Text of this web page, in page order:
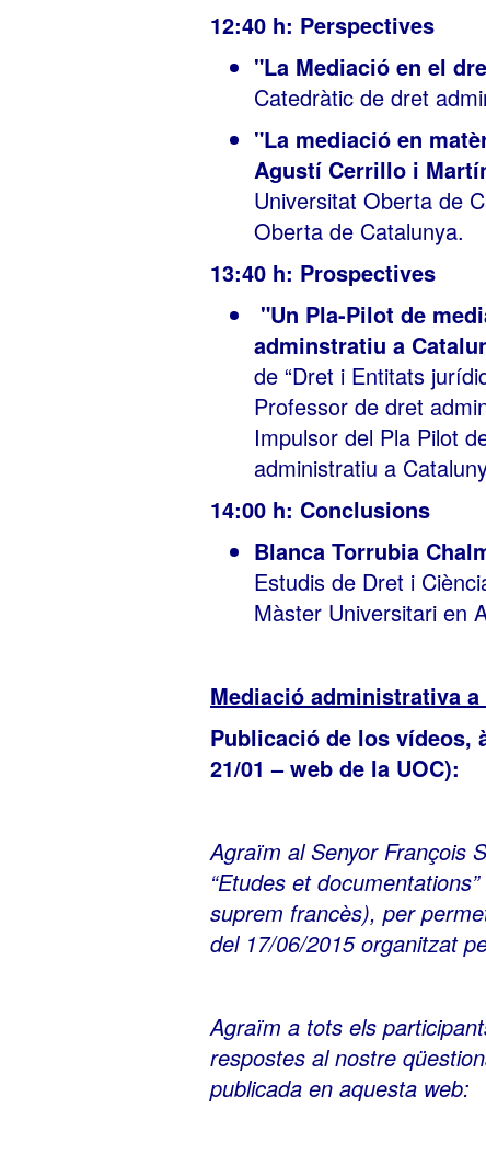
12:40 h: Perspectives
"La Mediació en el
Catedràtic de dret
"La mediació en
Agustí Cerrillo i
Universitat Oberta de
Oberta de Catalunya.
13:40 h: Prospectives
"Un Pla-Pilot de
adminstratiu a
de “Dret i Entitats
Professor de dret
Impulsor del Pla Pilot
administratiu a
14:00 h: Conclusions
Blanca Torrubia
Estudis de Dret i
Màster Universitari en
Mediació administrativa
Publicació de los vídeos,
21/01 – web de la UOC):
Agraïm al Senyor François
“Etudes et
suprem francès), per
del 17/06/2015 organitzat
Agraïm a tots els
respostes al nostre
publicada en aquesta web: